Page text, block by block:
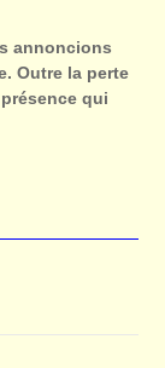
annoncions
Outre la perte
qui